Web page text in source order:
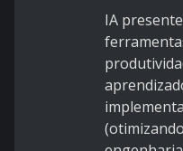
IA